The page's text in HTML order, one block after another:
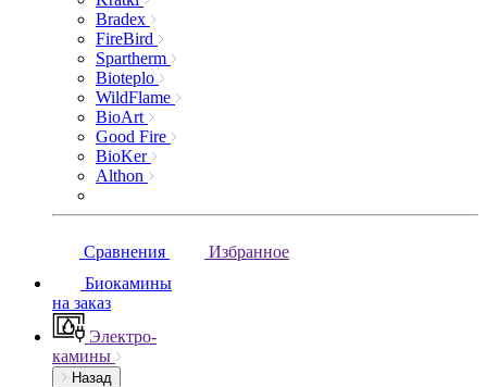
Bradex
FireBird
Spartherm
Bioteplo
WildFlame
BioArt
Good Fire
BioKer
Althon
Сравнения
Избранное
Биокамины
на заказ
Электро-
камины
Назад